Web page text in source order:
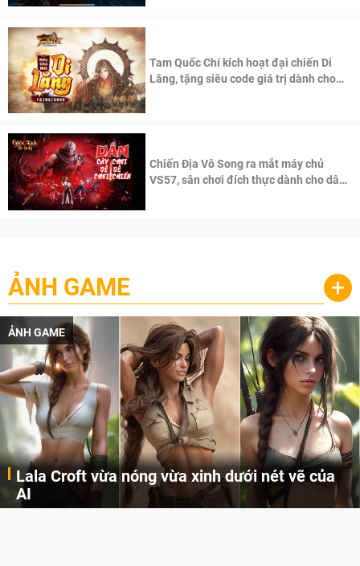
Tam Quốc Chí kích hoạt đại chiến Di
Lăng, tặng siêu code giá trị dành cho
Chiến Địa Vô Song ra mắt máy chủ
VS57, sân chơi đích thực dành cho dân
ẢNH GAME +
ẢNH GAME
Lala Croft vừa nóng vừa xinh dưới nét vẽ của
AI